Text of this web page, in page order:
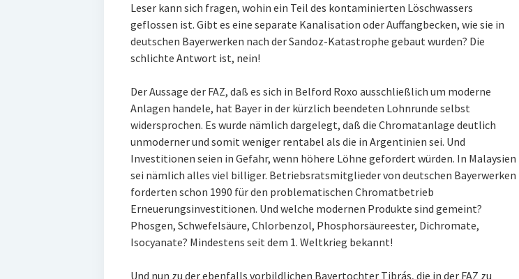
Leser kann sich fragen, wohin ein Teil des kontaminierten Löschwassers
geflossen ist. Gibt es eine separate Kanalisation oder Auffangbecken, wie sie in
deutschen Bayerwerken nach der Sandoz-Katastrophe gebaut wurden? Die
schlichte Antwort ist, nein!
Der Aussage der FAZ, daß es sich in Belford Roxo ausschließlich um moderne
Anlagen handele, hat Bayer in der kürzlich beendeten Lohnrunde selbst
widersprochen. Es wurde nämlich dargelegt, daß die Chromatanlage deutlich
unmoderner und somit weniger rentabel als die in Argentinien sei. Und
Investitionen seien in Gefahr, wenn höhere Löhne gefordert würden. In Malaysien
sei nämlich alles viel billiger. Betriebsratsmitglieder von deutschen Bayerwerken
forderten schon 1990 für den problematischen Chromatbetrieb
Erneuerungsinvestitionen. Und welche modernen Produkte sind gemeint?
Phosgen, Schwefelsäure, Chlorbenzol, Phosphorsäureester, Dichromate,
Isocyanate? Mindestens seit dem 1. Weltkrieg bekannt!
Und nun zu der ebenfalls vorbildlichen Bayertochter Tibrás, die in der FAZ zu